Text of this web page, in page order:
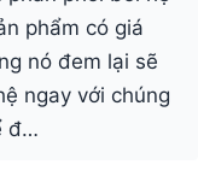
phẩm có giá
nó đem lại sẽ
ngay với chúng
đ…